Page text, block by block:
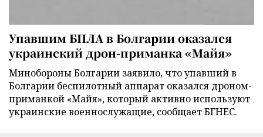
Упавшим БПЛА в Болгарии оказался
украинский дрон-приманка «Майя»
Минобороны Болгарии заявило, что упавший в
Болгарии беспилотный аппарат оказался дроном-
приманкой «Майя», который активно используют
украинские военнослужащие, сообщает БГНЕС.